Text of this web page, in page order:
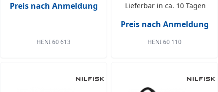
Preis nach Anmeldung
HENI 60 613
Lieferbar in ca. 10 Tagen
Preis nach Anmeldung
HENI 60 110